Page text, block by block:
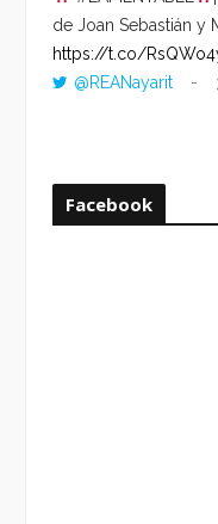
de Joan Sebastián y
https://t.co/
@REANayarit
Facebook